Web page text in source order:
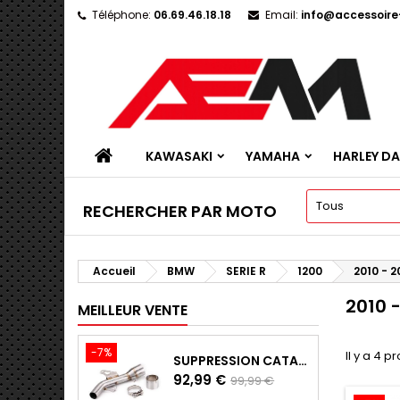
Téléphone: 06.69.46.18.18 Email:
KAWASAKI YAMAHA HARLEY
RECHERCHER PAR MOTO
Accueil BMW SERIE R 1200 2010 -
MEILLEUR VENTE
-7% SUPPRESSION CATALYSEUR EN INOX POUR KAWASAKI Z900 A2, Z900E ET Z900 (2017 - 2024)
Prix
92,99 € Prix
99,99 €
2010
Il y a 4